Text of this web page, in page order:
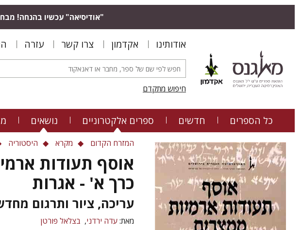
"אודיסיאה" עכשיו בהנחה!
אודותינו אקדמון צרו קשר עזרה
חיפוש מתקדם
כל הספרים חדשים ספרים אלקטרוניים נושאים
המזרח הקדום מקרא היסטוריה
אוסף תעודות
כרך א' - אגרות
עריכה, ציור ותרגום
מאת:עדה ירדני בצלאל פורטן